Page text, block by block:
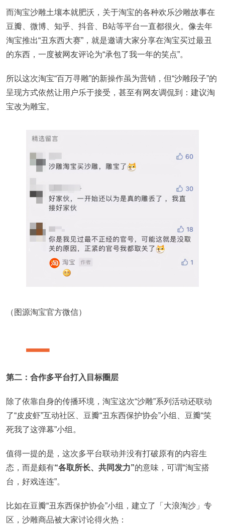
而淘宝沙雕土壤本就肥沃，关于淘宝的各种欢乐沙雕故事在
豆瓣、微博、知乎、抖音、B站等平台一直都很火。像去年
淘宝推出“丑东西大赛”，就是邀请大家分享在淘宝买过最丑
的东西，一度被网友评论为“承包了我一年的笑点”。
所以这次淘宝“百万寻雕”的新操作虽为营销，但“沙雕段子”的
呈现方式依然让用户乐于接受，甚至有网友调侃到：建议淘
宝改为雕宝。
（图源淘宝官方微信）
第二：合作多平台打入目标圈层
除了依靠自身的传播环境，淘宝这次“沙雕”系列活动还联动
了“皮皮虾”互动社区、豆瓣“丑东西保护协会”小组、豆瓣“笑
死我了这弹幕”小组。
值得一提的是，这次多平台联动并没有打破原有的内容生
态，而是颇有“各取所长、共同发力”的意味，可谓“淘宝搭
台，好戏连连”。
比如在豆瓣“丑东西保护协会”小组，建立了「大浪淘沙」专
区，沙雕商品被大家讨论得火热：